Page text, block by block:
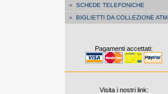
» SCHEDE TELEFONICHE
» BIGLIETTI DA COLLEZIONE ATM
Pagamenti accettati:
Visita i nostri link: